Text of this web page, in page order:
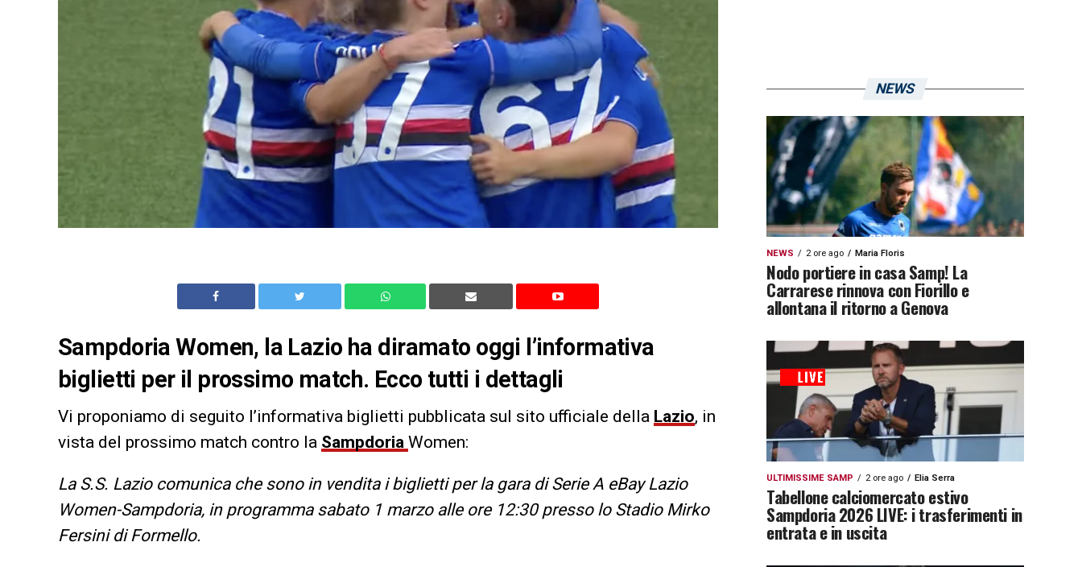
Sampdoria Women, la Lazio ha diramato oggi l’informativa
biglietti per il prossimo match. Ecco tutti i dettagli
Vi proponiamo di seguito l’informativa biglietti pubblicata sul sito ufficiale della Lazio, in
vista del prossimo match contro la Sampdoria Women:
La S.S. Lazio comunica che sono in vendita i biglietti per la gara di Serie A eBay Lazio
Women-Sampdoria, in programma sabato 1 marzo alle ore 12:30 presso lo Stadio Mirko
Fersini di Formello.
NEWS
NEWS 2 ore ago Maria Floris
Nodo portiere in casa Samp! La
Carrarese rinnova con Fiorillo e
allontana il ritorno a Genova
ULTIMISSIME SAMP 2 ore ago Elia Serra
Tabellone calciomercato estivo
Sampdoria 2026 LIVE: i trasferimenti in
entrata e in uscita